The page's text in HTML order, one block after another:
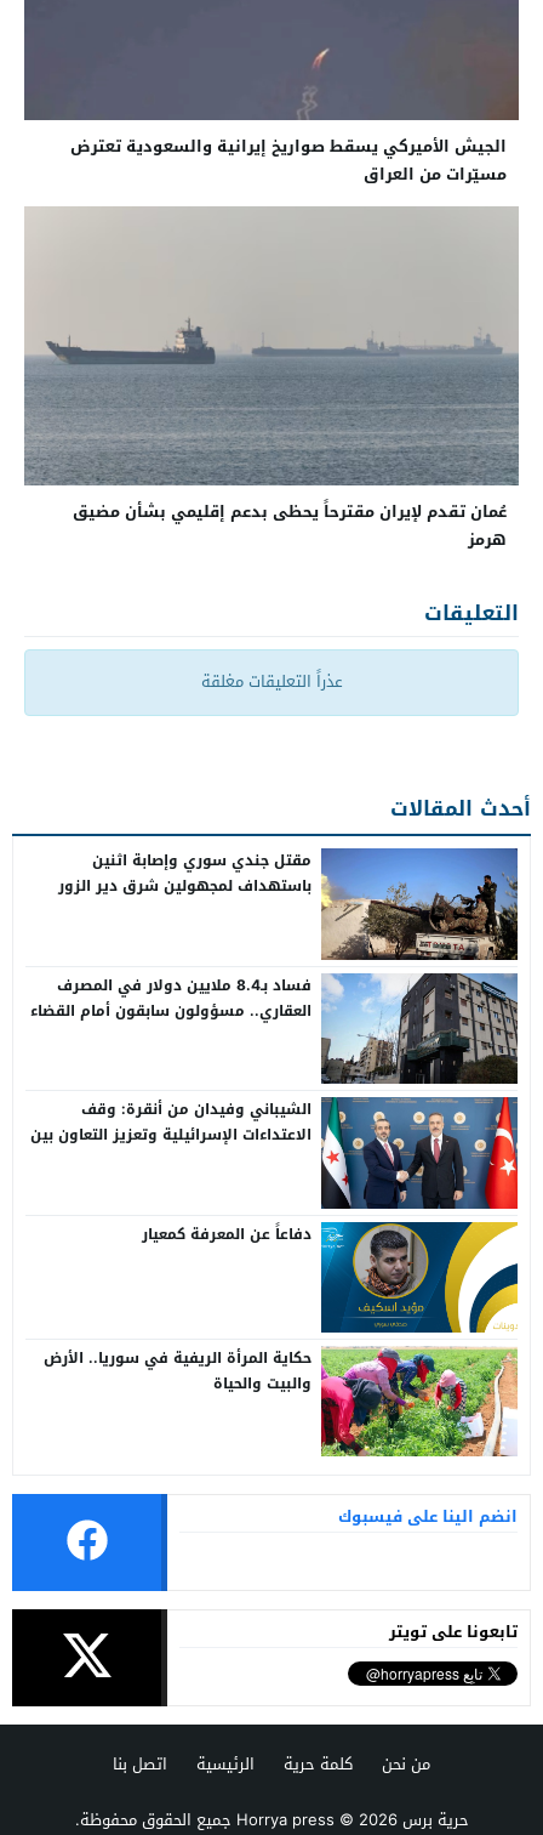
الجيش الأميركي يسقط صواريخ إيرانية والسعودية تعترض
مسيّرات من العراق
عُمان تقدم لإيران مقترحاً يحظى بدعم إقليمي بشأن مضيق
هرمز
التعليقات
عذراً التعليقات مغلقة
أحدث المقالات
مقتل جندي سوري وإصابة اثنين
باستهداف لمجهولين شرق دير الزور
فساد بـ8.4 ملايين دولار في المصرف
العقاري.. مسؤولون سابقون أمام القضاء
الشيباني وفيدان من أنقرة: وقف
الاعتداءات الإسرائيلية وتعزيز التعاون بين
دفاعاً عن المعرفة كمعيار
حكاية المرأة الريفية في سوريا.. الأرض
والبيت والحياة
انضم الينا على فيسبوك
تابعونا على تويتر
من نحن كلمة حرية الرئيسية
اتصل بنا
حرية برس Horrya press© 2026 جميع الحقوق محفوظة.